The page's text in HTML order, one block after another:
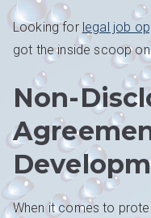
Looking for legal job
got the inside scoop
Non-
When it comes to